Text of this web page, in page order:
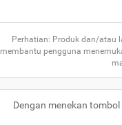
Perhatian: Produk dan/atau
membantu pengguna
Dengan menekan